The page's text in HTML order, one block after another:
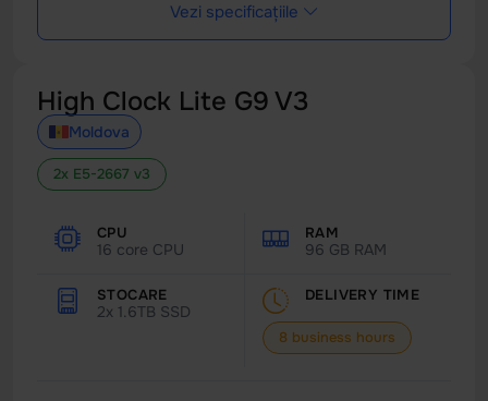
Vezi specificațiile
High Clock Lite G9 V3
Moldova
2x E5-2667 v3
CPU
16 core CPU
RAM
96 GB RAM
STOCARE
2x 1.6TB SSD
DELIVERY TIME
8 business hours